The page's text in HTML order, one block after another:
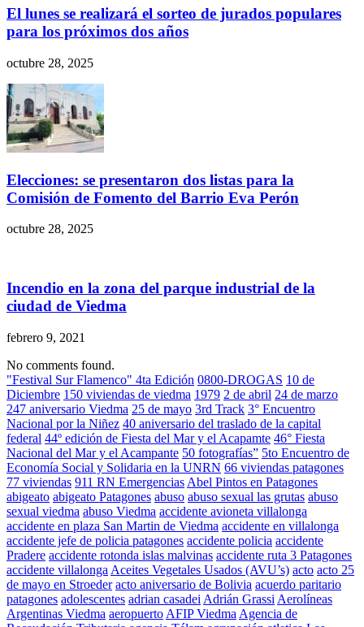
El lunes se realizará el sorteo de jurados populares
para los próximos dos años
octubre 28, 2025
Elecciones: se presentaron dos listas para la
Comisión de Fomento del Barrio Eva Perón
octubre 28, 2025
Incendio en la zona del parque industrial de la
ciudad de Viedma
febrero 9, 2021
No comments found.
"Festival Sur Flamenco" 4ta Edición 0800-DROGAS 10 de
Diciembre 150 viviendas de viedma 1979 2 de abril 24 de marzo
247 aniversario Viedma 25 de mayo 3rd Track 3° Encuentro
Nacional por la Niñez 40 aniversario del traslado de la capital
federal 44º edición de Fiesta del Mar y el Acapamte 46° Fiesta
Nacional del Mar y el Acampante 50 fotografías” 5to Encuentro de
Economía Social y Solidaria en la UNRN 66 viviendas patagones
77 viviendas 911 RN Emergencias Abel Pintos en Patagones
abigeato abigeato Patagones abuso abuso sexual las grutas abuso
sexual viedma abuso Viedma accidente avioneta villalonga
accidente en plaza San Martin de Viedma accidente en villalonga
accidente jefe de policia patagones accidente policia accidente
Pradere accidente rotonda islas malvinas accidente ruta 3 Patagones
accidente villalonga Aceites Vegetales Usados (AVU’s) acto acto 25
de mayo en Stroeder acto aniversario de Bolivia acuerdo paritario
patagones adolescentes adrian casadei Adrián Grassi Aerolíneas
Argentinas Viedma aeropuerto AFIP Viedma Agencia de